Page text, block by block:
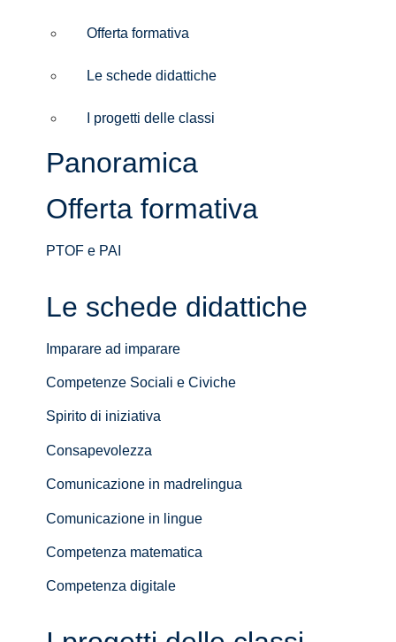
Offerta formativa
Le schede didattiche
I progetti delle classi
Panoramica
Offerta formativa
PTOF e PAI
Le schede didattiche
Imparare ad imparare
Competenze Sociali e Civiche
Spirito di iniziativa
Consapevolezza
Comunicazione in madrelingua
Comunicazione in lingue
Competenza matematica
Competenza digitale